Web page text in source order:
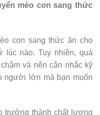
mèo con sang thức
con sang thức ăn cho
nào. Tuy nhiên, quá
và nên cân nhắc kỹ
người lớn mà bạn muốn
trưởng thành chất lượng